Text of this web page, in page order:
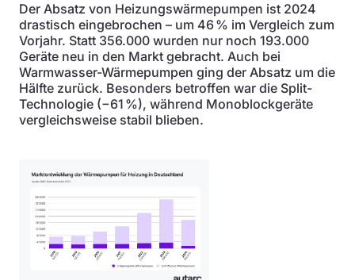
Der Absatz von Heizungswärmepumpen ist 2024
drastisch eingebrochen – um 46 % im Vergleich zum
Vorjahr. Statt 356.000 wurden nur noch 193.000
Geräte neu in den Markt gebracht. Auch bei
Warmwasser-Wärmepumpen ging der Absatz um die
Hälfte zurück. Besonders betroffen war die Split-
Technologie (−61 %), während Monoblockgeräte
vergleichsweise stabil blieben.